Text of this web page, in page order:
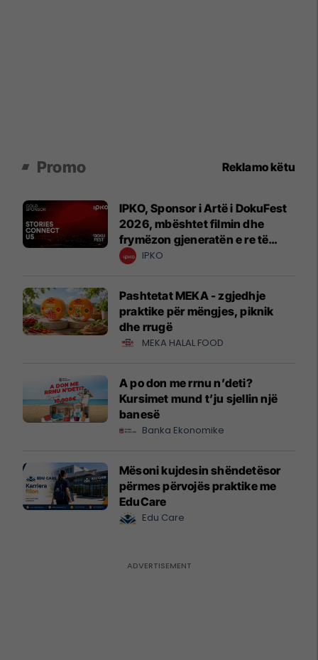
Promo Reklamo këtu
IPKO, Sponsor i Artë i DokuFest
2026, mbështet filmin dhe
frymëzon gjeneratën e re të
krijuesve
IPKO
Pashtetat MEKA - zgjedhje
praktike për mëngjes, piknik
dhe rrugë
MEKA HALAL FOOD
A po don me rrnu n’deti?
Kursimet mund t’ju sjellin një
banesë
Banka Ekonomike
Mësoni kujdesin shëndetësor
përmes përvojës praktike me
EduCare
Edu Care